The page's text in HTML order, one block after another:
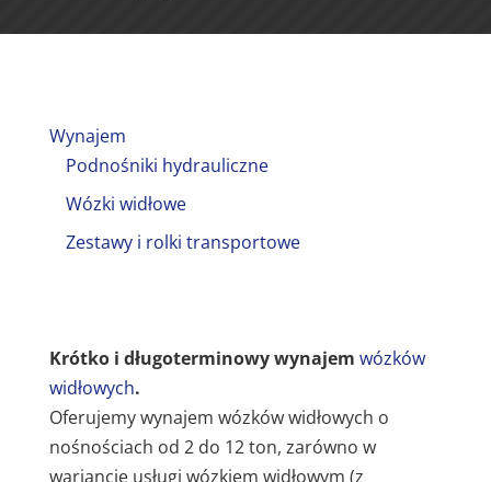
Wynajem
Podnośniki hydrauliczne
Wózki widłowe
Zestawy i rolki transportowe
Krótko i długoterminowy wynajem wózków
widłowych.
Oferujemy wynajem wózków widłowych o
nośnościach od 2 do 12 ton, zarówno w
wariancie usługi wózkiem widłowym (z